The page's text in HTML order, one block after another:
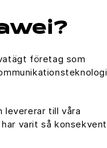
företag som
levererar till våra
varit så konsekvent